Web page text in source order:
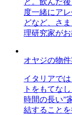
と。飲んだ
度一緒にア
どなど、さ
理研究家がお
オヤジの物
イタリアで
トをもてな
時間の長い”
結すること